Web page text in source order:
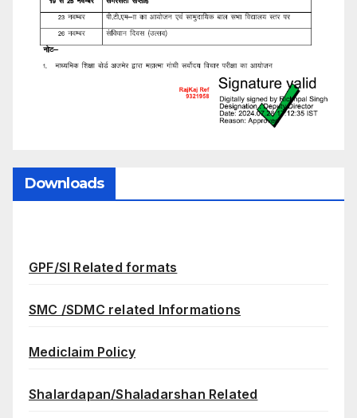
Downloads
GPF/SI Related formats
SMC /SDMC related Informations
Mediclaim Policy
Shalardapan/Shaladarshan Related